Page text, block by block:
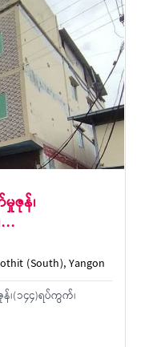
ဇုန်၊
…
(South), Yangon
၊(၁၄၄)ရပ်ကွက်၊